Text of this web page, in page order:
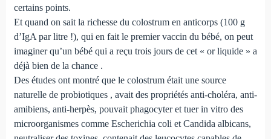
certains points.
Et quand on sait la richesse du colostrum en anticorps (100 g
d’IgA par litre !), qui en fait le premier vaccin du bébé, on peut
imaginer qu’un bébé qui a reçu trois jours de cet « or liquide » a
déjà bien de la chance .
Des études ont montré que le colostrum était une source
naturelle de probiotiques , avait des propriétés anti-choléra, anti-
amibiens, anti-herpès, pouvait phagocyter et tuer in vitro des
microorganismes comme Escherichia coli et Candida albicans,